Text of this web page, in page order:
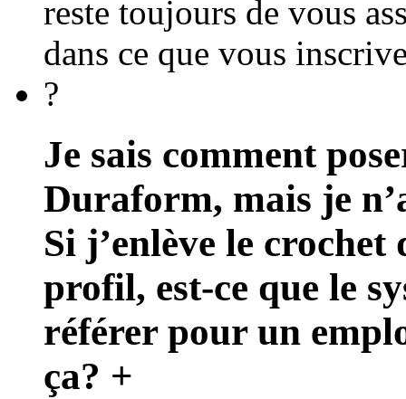
reste toujours de vous
dans ce que vous
?
Je sais comment
Duraform, mais je
Si j’enlève le
profil, est-ce que le
référer pour un
ça? +